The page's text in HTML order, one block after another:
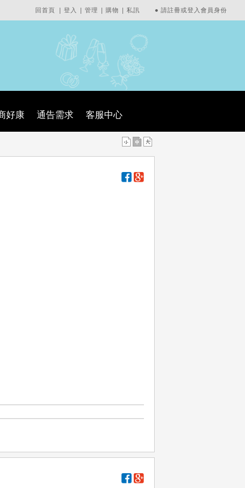
回首頁 登入 管理 購物 私訊 ● 請註冊或登入會員身份
好康 通告需求 客服中心